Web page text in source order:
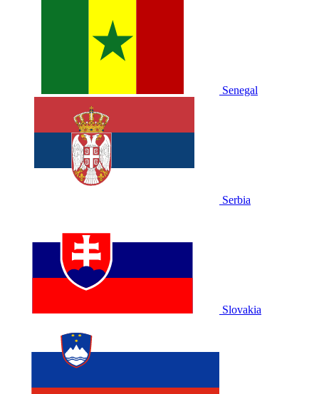
Senegal
Serbia
Slovakia